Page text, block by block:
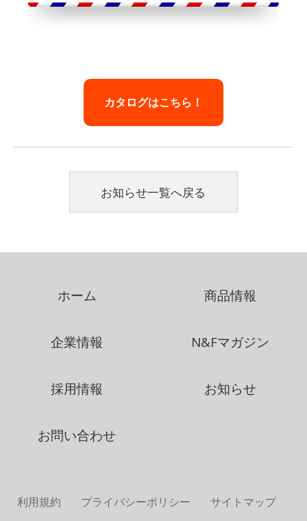
カタログはこちら！
お知らせ一覧へ戻る
ホーム 商品情報
企業情報 N&Fマガジン
採用情報 お知らせ
お問い合わせ
利用規約 プライバシーポリシー サイトマップ